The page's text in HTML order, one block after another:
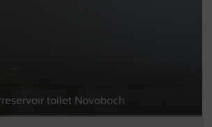
toilet Novoboch